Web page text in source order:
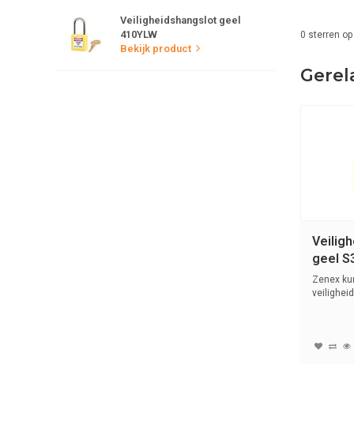
Veiligheidshangslot geel
410YLW
Bekijk product
0 sterren
geel
Zenex